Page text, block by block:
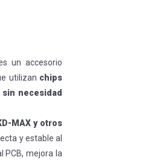
un accesorio
utilizan chips
sin necesidad
MAX y otros
y estable al
PCB, mejora la